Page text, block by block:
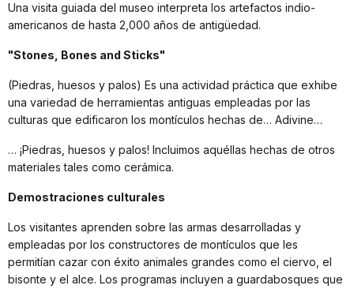
Una visita guiada del museo interpreta los artefactos indio-
americanos de hasta 2,000 años de antigüedad.
"Stones, Bones and Sticks"
(Piedras, huesos y palos) Es una actividad práctica que exhibe
una variedad de herramientas antiguas empleadas por las
culturas que edificaron los montículos hechas de… Adivine…
… ¡Piedras, huesos y palos! Incluimos aquéllas hechas de otros
materiales tales como cerámica.
Demostraciones culturales
Los visitantes aprenden sobre las armas desarrolladas y
empleadas por los constructores de montículos que les
permitían cazar con éxito animales grandes como el ciervo, el
bisonte y el alce. Los programas incluyen a guardabosques que